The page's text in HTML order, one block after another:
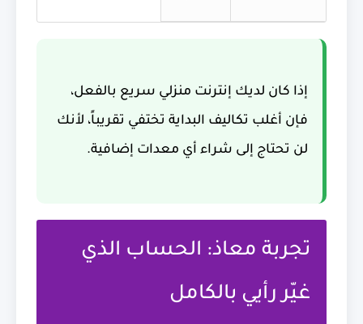
إذا كان لديك إنترنت منزلي سريع بالفعل،
فإن أغلب تكاليف البداية تختفي تقريباً، لأنك
لن تحتاج إلى شراء أي معدات إضافية.
تجربة معاذ: الحساب الذي
غيّر رأيي بالكامل